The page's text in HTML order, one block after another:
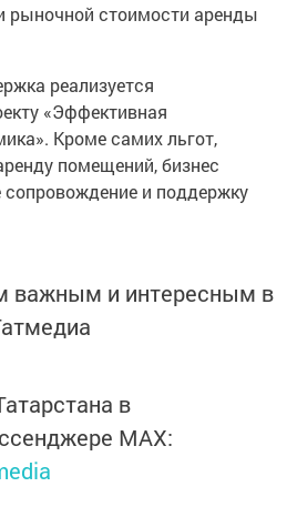
рыночной стоимости аренды
реализуется
«Эффективная
Кроме самих льгот,
помещений, бизнес
сопровождение и поддержку
важным и интересным в
в
MАХ: